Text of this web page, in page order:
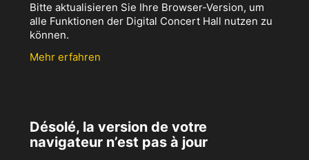
Bitte aktualisieren Sie Ihre Browser-Version, um
alle Funktionen der Digital Concert Hall nutzen zu
können.
Mehr erfahren
Désolé, la version de votre
navigateur n’est pas à jour